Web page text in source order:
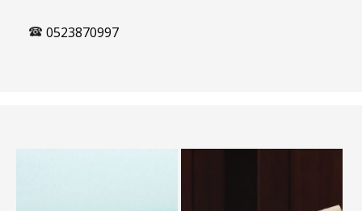
0523870997